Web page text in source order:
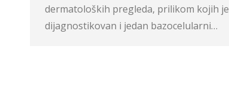
dermatoloških pregleda, prilikom kojih je
dijagnostikovan i jedan bazocelularni…